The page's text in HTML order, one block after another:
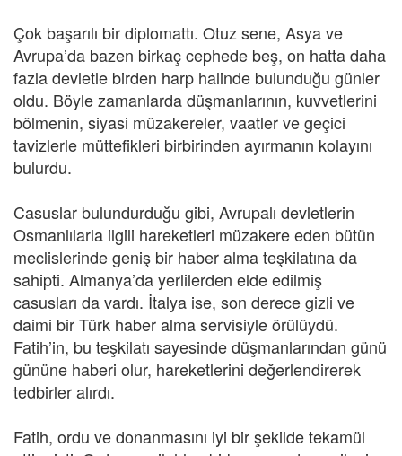
Çok başarılı bir diplomattı. Otuz sene, Asya ve
Avrupa’da bazen birkaç cephede beş, on hatta daha
fazla devletle birden harp halinde bulunduğu günler
oldu. Böyle zamanlarda düşmanlarının, kuvvetlerini
bölmenin, siyasi müzakereler, vaatler ve geçici
tavizlerle müttefikleri birbirinden ayırmanın kolayını
bulurdu.
Casuslar bulundurduğu gibi, Avrupalı devletlerin
Osmanlılarla ilgili hareketleri müzakere eden bütün
meclislerinde geniş bir haber alma teşkilatına da
sahipti. Almanya’da yerlilerden elde edilmiş
casusları da vardı. İtalya ise, son derece gizli ve
daimi bir Türk haber alma servisiyle örülüydü.
Fatih’in, bu teşkilatı sayesinde düşmanlarından günü
gününe haberi olur, hareketlerini değerlendirerek
tedbirler alırdı.
Fatih, ordu ve donanmasını iyi bir şekilde tekamül